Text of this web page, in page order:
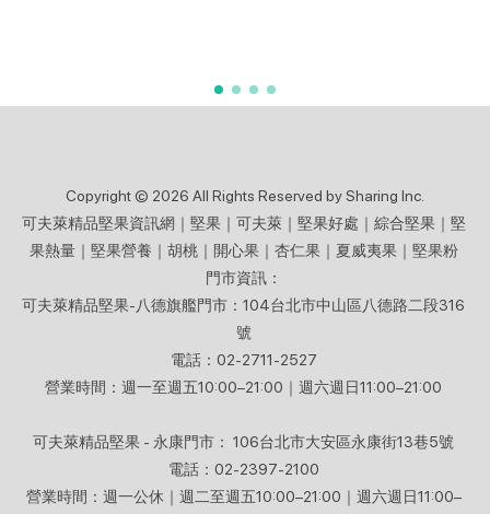
Copyright © 2026 All Rights Reserved by Sharing Inc.
可夫萊精品堅果資訊網｜堅果｜可夫萊｜堅果好處｜綜合堅果｜堅
果熱量｜堅果營養｜胡桃｜開心果｜杏仁果｜夏威夷果｜堅果粉
門市資訊：
可夫萊精品堅果-八德旗艦門市：104台北市中山區八德路二段316
號
電話：02-2711-2527
營業時間：週一至週五10:00–21:00｜週六週日11:00–21:00
可夫萊精品堅果 - 永康門市： 106台北市大安區永康街13巷5號
電話：02-2397-2100
營業時間：週一公休｜週二至週五10:00–21:00｜週六週日11:00–